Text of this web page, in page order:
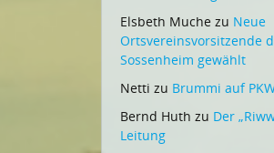
Elsbeth Muche zu Neue
Ortsvereinsvorsitzende
Sossenheim gewählt
Netti zu Brummi auf
Bernd Huth zu Der
Leitung